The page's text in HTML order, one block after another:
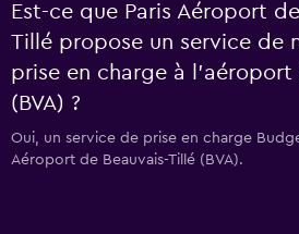
Est-ce que Paris Aéroport
Tillé propose un service de
prise en charge à
(BVA) ?
Oui, un service de prise en charge
Aéroport de Beauvais-Tillé (BVA).